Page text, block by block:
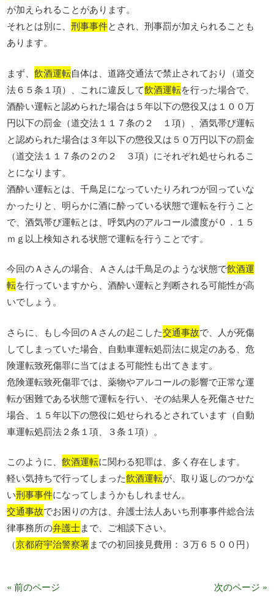
が加えられることがあります。
それとは別に、刑事事件とされ、刑事罰が加えられることも
あります。
まず、飲酒運転自体は、道路交通法で禁止されており（道交
法６５条１項）、これに違反して飲酒運転を行った場合で、
酒酔い運転と認められた場合は５年以下の懲役又は１００万
円以下の罰金（道交法１１７条の２ １項）、酒気帯び運転
と認められた場合は３年以下の懲役又は５０万円以下の罰金
（道交法１１７条の２の２ ３項）にそれぞれ処せられるこ
とになります。
酒酔い運転とは、千鳥足になっていたりろれつが回っていな
かったりと、明らかに酒に酔っている状態で運転を行うこと
で、酒気帯び運転とは、呼気内のアルコール濃度が０．１５
ｍｇ以上検知される状態で運転を行うことです。
今回のＡさんの場合、Ａさんは千鳥足のような状態で飲酒運
転を行っていますから、酒酔い運転と判断される可能性が高
いでしょう。
さらに、もし今回のＡさんの起こした交通事故で、人が死傷
してしまっていた場合、自動車運転処罰法に規定のある、危
険運転致死傷罪に当てはまる可能性も出てきます。
危険運転致死傷罪では、薬物やアルコールの影響で正常な運
転が困難である状態で運転を行い、その結果人を死傷させた
場合、１５年以下の懲役に処せられるとされています（自動
車運転処罰法２条１項、３条１項）。
このように、飲酒運転に関わる犯罪は、多く存在します。
軽い気持ちで行ってしまった飲酒運転が、取り返しのつかな
い刑事事件になってしまうかもしれません。
交通事故でお困りの方は、弁護士法人あいち刑事事件総合法
律事務所の弁護士まで、ご相談下さい。
（京都府宇治警察署までの初回接見費用：３万６５００円）
« 前のページ 次のページ »